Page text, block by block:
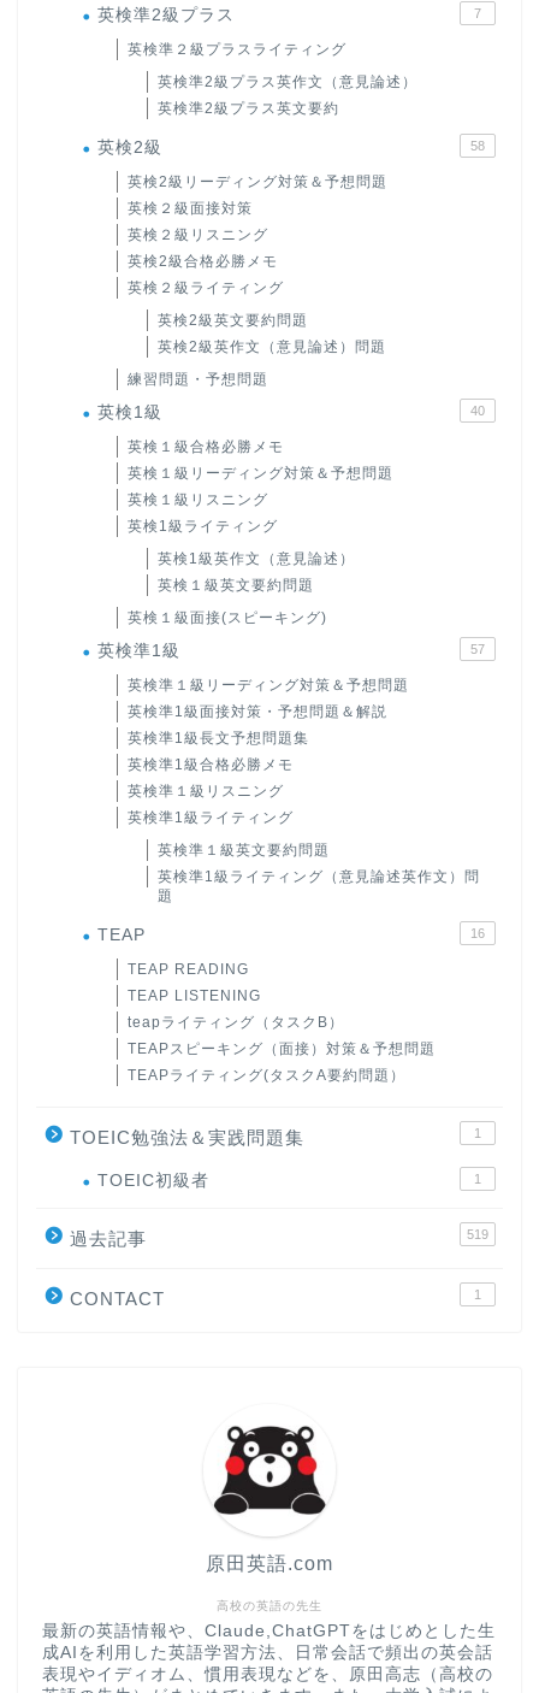
英検準2級プラス 7
英検準２級プラスライティング
英検準2級プラス英作文（意見論述）
英検準2級プラス英文要約
英検2級 58
英検2級リーディング対策＆予想問題
英検２級面接対策
英検２級リスニング
英検2級合格必勝メモ
英検２級ライティング
英検2級英文要約問題
英検2級英作文（意見論述）問題
練習問題・予想問題
英検1級 40
英検１級合格必勝メモ
英検１級リーディング対策＆予想問題
英検１級リスニング
英検1級ライティング
英検1級英作文（意見論述）
英検１級英文要約問題
英検１級面接(スピーキング)
英検準1級 57
英検準１級リーディング対策＆予想問題
英検準1級面接対策・予想問題＆解説
英検準1級長文予想問題集
英検準1級合格必勝メモ
英検準１級リスニング
英検準1級ライティング
英検準１級英文要約問題
英検準1級ライティング（意見論述英作文）問
題
TEAP 16
TEAP READING
TEAP LISTENING
teapライティング（タスクB）
TEAPスピーキング（面接）対策＆予想問題
TEAPライティング(タスクA要約問題）
TOEIC勉強法＆実践問題集 1
TOEIC初級者 1
過去記事 519
CONTACT 1
高校の英語の先生
原田英語.com
最新の英語情報や、Claude,ChatGPTをはじめとした生
成AIを利用した英語学習方法、日常会話で頻出の英会話
表現やイディオム、慣用表現などを、原田高志（高校の